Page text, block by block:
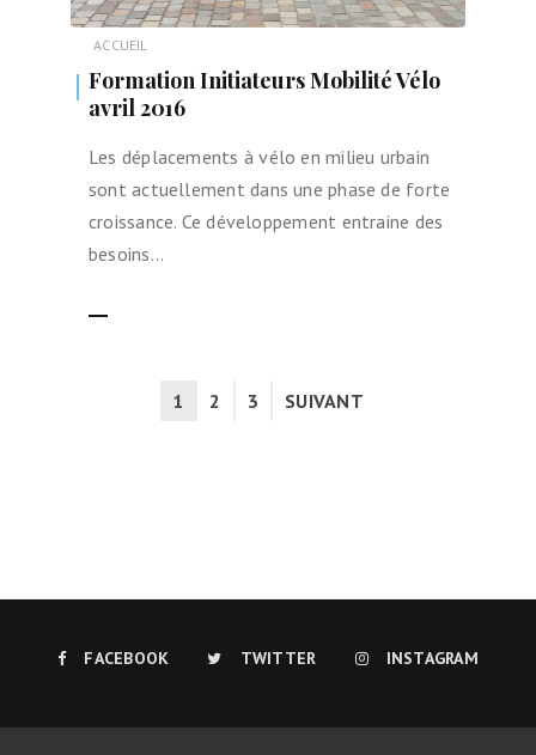
ACCUEIL
Formation Initiateurs Mobilité Vélo
avril 2016
Les déplacements à vélo en milieu urbain
sont actuellement dans une phase de forte
croissance. Ce développement entraine des
besoins…
1 2 3 SUIVANT
FACEBOOK TWITTER INSTAGRAM